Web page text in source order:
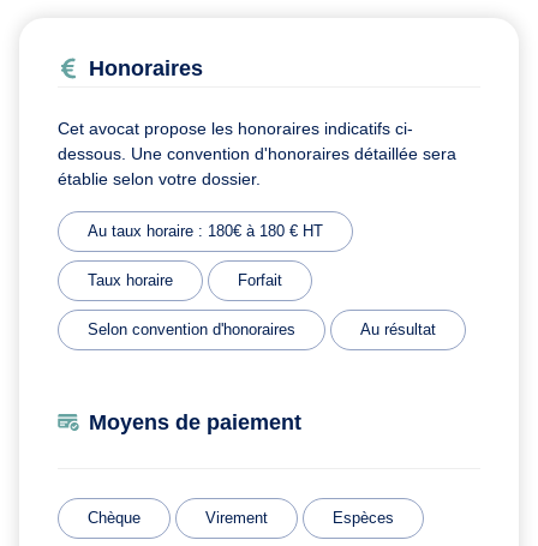
Honoraires
Cet avocat propose les honoraires indicatifs ci-
dessous. Une convention d'honoraires détaillée sera
établie selon votre dossier.
Au taux horaire : 180€ à 180 € HT
Taux horaire Forfait
Selon convention d'honoraires Au résultat
Moyens de paiement
Chèque Virement Espèces